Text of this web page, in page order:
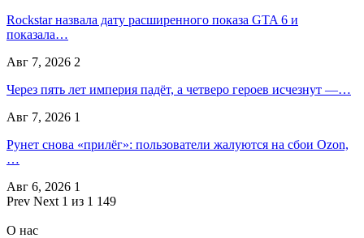
Rockstar назвала дату расширенного показа GTA 6 и
показала…
Авг 7, 2026 2
Через пять лет империя падёт, а четверо героев исчезнут —…
Авг 7, 2026 1
Рунет снова «прилёг»: пользователи жалуются на сбои Ozon,
…
Авг 6, 2026 1
Prev Next 1 из 1 149
О нас